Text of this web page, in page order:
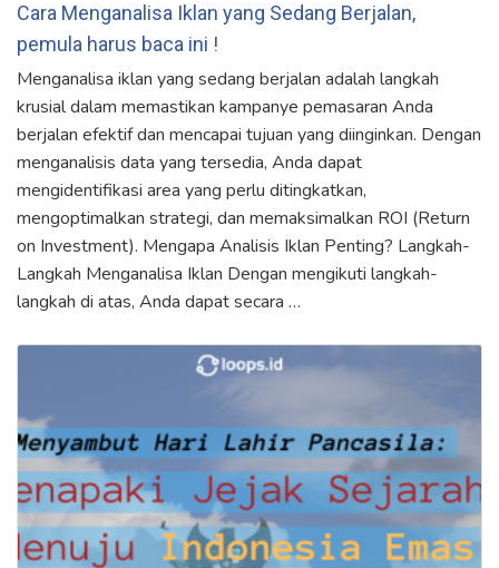
Cara Menganalisa Iklan yang Sedang Berjalan,
pemula harus baca ini !
Menganalisa iklan yang sedang berjalan adalah langkah
krusial dalam memastikan kampanye pemasaran Anda
berjalan efektif dan mencapai tujuan yang diinginkan. Dengan
menganalisis data yang tersedia, Anda dapat
mengidentifikasi area yang perlu ditingkatkan,
mengoptimalkan strategi, dan memaksimalkan ROI (Return
on Investment). Mengapa Analisis Iklan Penting? Langkah-
Langkah Menganalisa Iklan Dengan mengikuti langkah-
langkah di atas, Anda dapat secara …